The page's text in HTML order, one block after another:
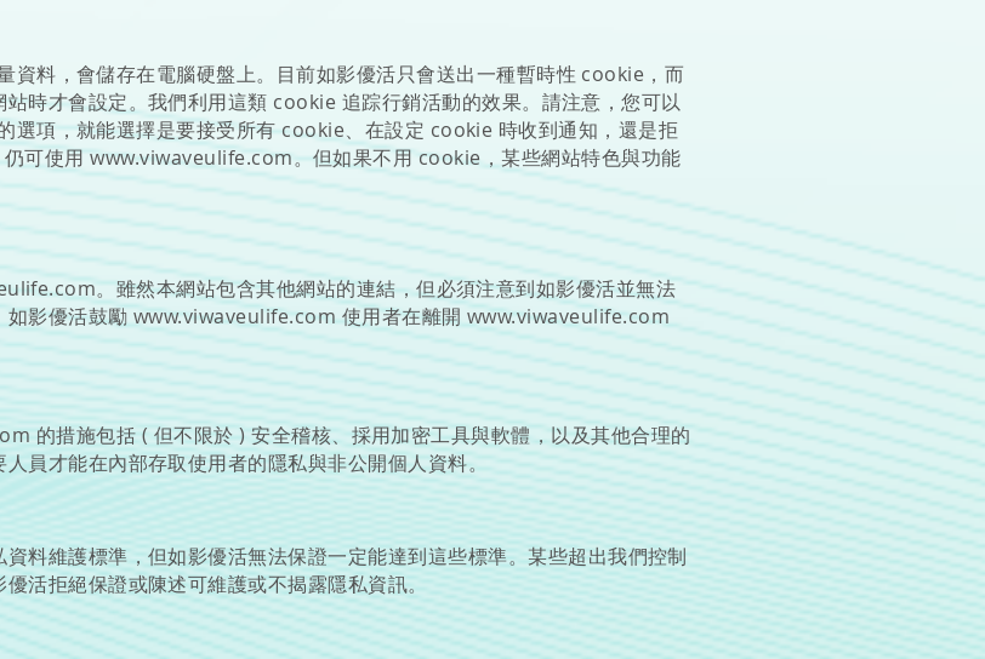
資料，會儲存在電腦硬盤上。目前如影優活只會送出一種暫時性 cookie，而
時才會設定。我們利用這類 cookie 追踪行銷活動的效果。請注意，您可以
選項，就能選擇是要接受所有 cookie、在設定 cookie 時收到通知，還是拒
仍可使用www.viwaveulife.com。但如果不用 cookie，某些網站特色與功能
。雖然本網站包含其他網站的連結，但必須注意到如影優活並無法
如影優活鼓勵www.viwaveulife.com使用者在離開 www.viwaveulife.com
的措施包括 ( 但不限於 ) 安全稽核、採用加密工具與軟體，以及其他合理的
員才能在內部存取使用者的隱私與非公開個人資料。
料維護標準，但如影優活無法保證一定能達到這些標準。某些超出我們控制
活拒絕保證或陳述可維護或不揭露隱私資訊。